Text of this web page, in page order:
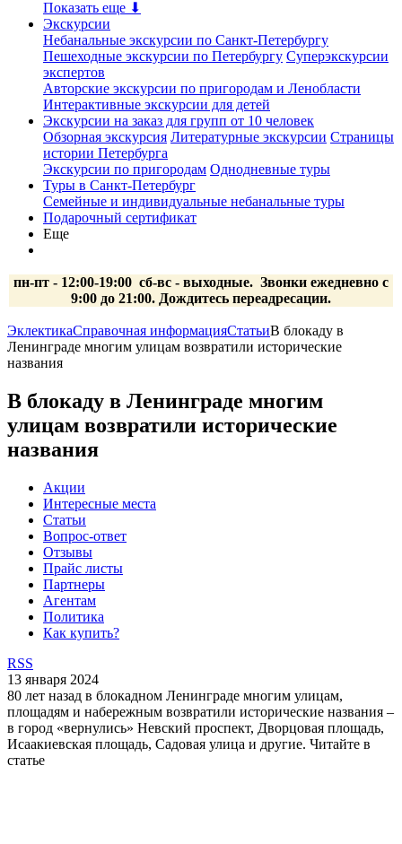
Показать еще ⬇
Экскурсии
Небанальные экскурсии по Санкт-Петербургу
Пешеходные экскурсии по Петербургу Суперэкскурсии
экспертов
Авторские экскурсии по пригородам и Ленобласти
Интерактивные экскурсии для детей
Экскурсии на заказ для групп от 10 человек
Обзорная экскурсия Литературные экскурсии Страницы
истории Петербурга
Экскурсии по пригородам Однодневные туры
Туры в Санкт-Петербург
Семейные и индивидуальные небанальные туры
Подарочный сертификат
Еще
пн-пт - 12:00-19:00 сб-вс - выходные. Звонки ежедневно с
9:00 до 21:00. Дождитесь переадресации.
ЭклектикаСправочная информацияСтатьиВ блокаду в
Ленинграде многим улицам возвратили исторические
названия
В блокаду в Ленинграде многим
улицам возвратили исторические
названия
Акции
Интересные места
Статьи
Вопрос-ответ
Отзывы
Прайс листы
Партнеры
Агентам
Политика
Как купить?
RSS
13 января 2024
80 лет назад в блокадном Ленинграде многим улицам,
площадям и набережным возвратили исторические названия –
в город «вернулись» Невский проспект, Дворцовая площадь,
Исаакиевская площадь, Садовая улица и другие. Читайте в
статье